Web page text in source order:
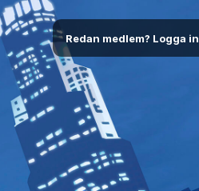
Redan medlem? Logga in